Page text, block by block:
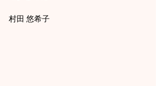
村田 悠希子